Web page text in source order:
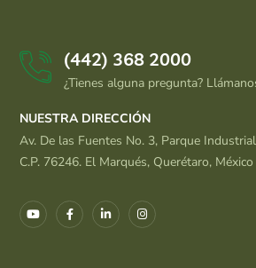
(442) 368 2000
¿Tienes alguna pregunta?
NUESTRA DIRECCIÓN
Av. De las Fuentes No. 3, Parque
C.P. 76246. El Marqués, Querétaro, México